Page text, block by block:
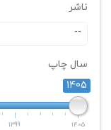
ناشر
--
سال چاپ
1405
1399 1405